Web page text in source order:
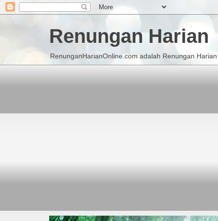
Renungan Harian
RenunganHarianOnline.com adalah Renungan